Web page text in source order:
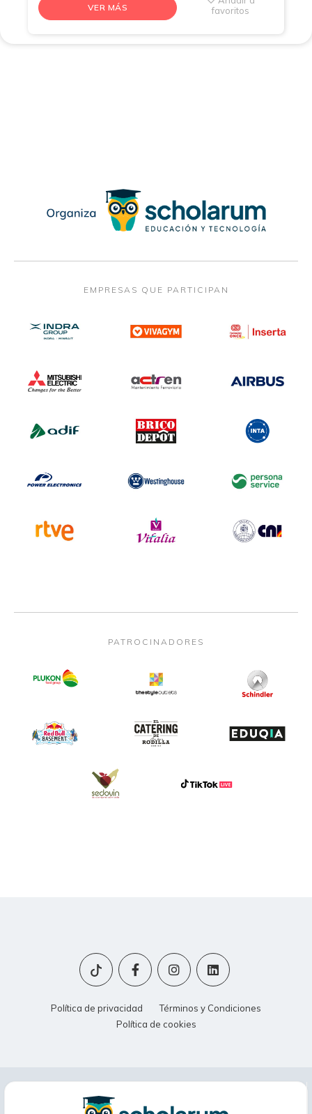
VER MÁS
favoritos
EMPRESAS QUE PARTICIPAN
PATROCINADORES
Política de privacidad
Términos y Condiciones
Política de cookies